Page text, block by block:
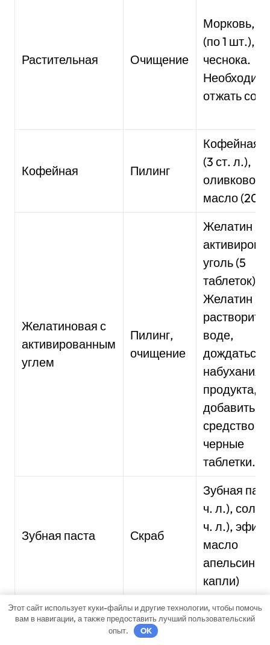
Растительная Очищение
Морковь,
(по 1 шт.),
чеснока.
отжать сок.
Кофейная Пилинг
Кофейная
(3 ст. л.),
оливковое
масло (20
Желатиновая с
активированным
углем
Пилинг,
очищение
Желатин (5
уголь (5
таблеток).
Желатин
растворить
воде,
дождаться
набухания
продукта,
добавить в
средство
черные
таблетки.
Зубная паста Скраб
Зубная
ч. л.), соль
ч. л.),
масло
апельсина
капли)
Для усиления эффективности народных
лекарственных средств и скорейшего
Этот сайт использует куки-файлы и другие технологии, чтобы помочь
вам в навигации, а также предоставить лучший пользовательский
опыт.
OK